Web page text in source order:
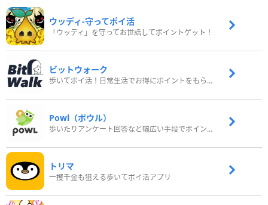
ウッディ‐守ってポイ活
「ウッディ」を守ってお世話してポイントゲット！
ビットウォーク
歩いてポイ活！日常生活でお得にポイントをもらおう
Powl（ポウル）
歩いたりアンケート回答など幅広い手段でポイントをゲット
トリマ
一攫千金も狙える歩いてポイ活アプリ